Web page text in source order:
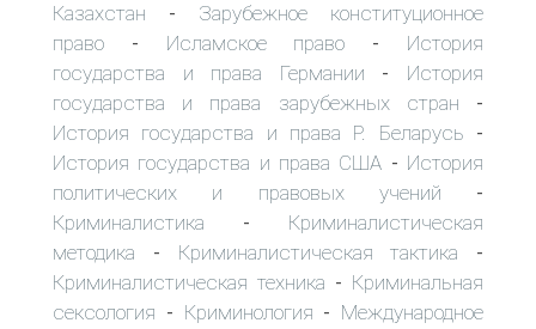
Казахстан - Зарубежное конституционное
право - Исламское право - История
государства и права Германии - История
государства и права зарубежных стран -
История государства и права Р. Беларусь -
История государства и права США - История
политических и правовых учений -
Криминалистика - Криминалистическая
методика - Криминалистическая тактика -
Криминалистическая техника - Криминальная
сексология - Криминология - Международное